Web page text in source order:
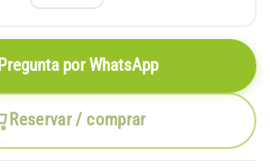
Reservar / comprar
Pregunta por WhatsApp